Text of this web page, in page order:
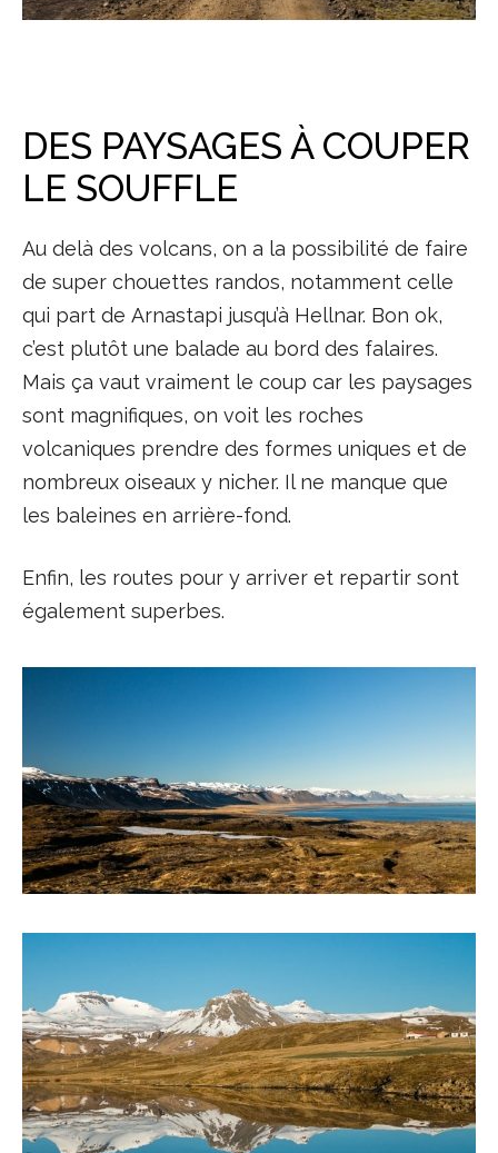
DES PAYSAGES À COUPER
LE SOUFFLE
Au delà des volcans, on a la possibilité de faire
de super chouettes randos, notamment celle
qui part de Arnastapi jusqu’à Hellnar. Bon ok,
c’est plutôt une balade au bord des falaires.
Mais ça vaut vraiment le coup car les paysages
sont magnifiques, on voit les roches
volcaniques prendre des formes uniques et de
nombreux oiseaux y nicher. Il ne manque que
les baleines en arrière-fond.
Enfin, les routes pour y arriver et repartir sont
également superbes.